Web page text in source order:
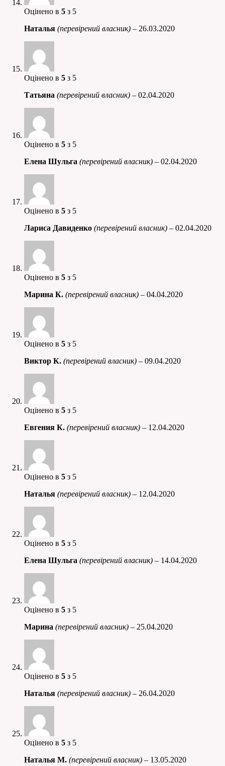
Оцінено в 5 з 5
Наталья (перевірений власник) – 26.03.2020
Оцінено в 5 з 5
Татьяна (перевірений власник) – 02.04.2020
Оцінено в 5 з 5
Елена Шульга (перевірений власник) – 02.04.2020
Оцінено в 5 з 5
Лариса Давиденко (перевірений власник) – 02.04.2020
Оцінено в 5 з 5
Марина К. (перевірений власник) – 04.04.2020
Оцінено в 5 з 5
Виктор К. (перевірений власник) – 09.04.2020
Оцінено в 5 з 5
Евгения К. (перевірений власник) – 12.04.2020
Оцінено в 5 з 5
Наталья (перевірений власник) – 12.04.2020
Оцінено в 5 з 5
Елена Шульга (перевірений власник) – 14.04.2020
Оцінено в 5 з 5
Марина (перевірений власник) – 25.04.2020
Оцінено в 5 з 5
Наталья (перевірений власник) – 26.04.2020
Оцінено в 5 з 5
Наталья М. (перевірений власник) – 13.05.2020